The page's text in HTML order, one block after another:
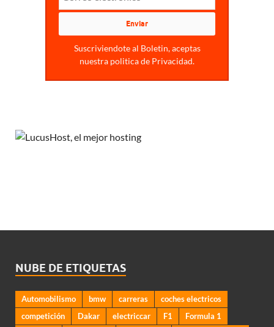
Suscriviendote al Boletin, aceptas
nuestra politica de Privacidad.
NUBE DE ETIQUETAS
Automobilismo bmw carreras
coches electricos
competición
Dakar electriccar F1
Formula 1